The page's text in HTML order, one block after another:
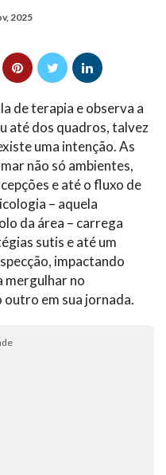
2025
de terapia e observa a
até dos quadros, talvez
uma intenção. As
não só ambientes,
e até o fluxo de
– aquela
da área – carrega
sutis e até um
impactando
mergulhar no
em sua jornada.